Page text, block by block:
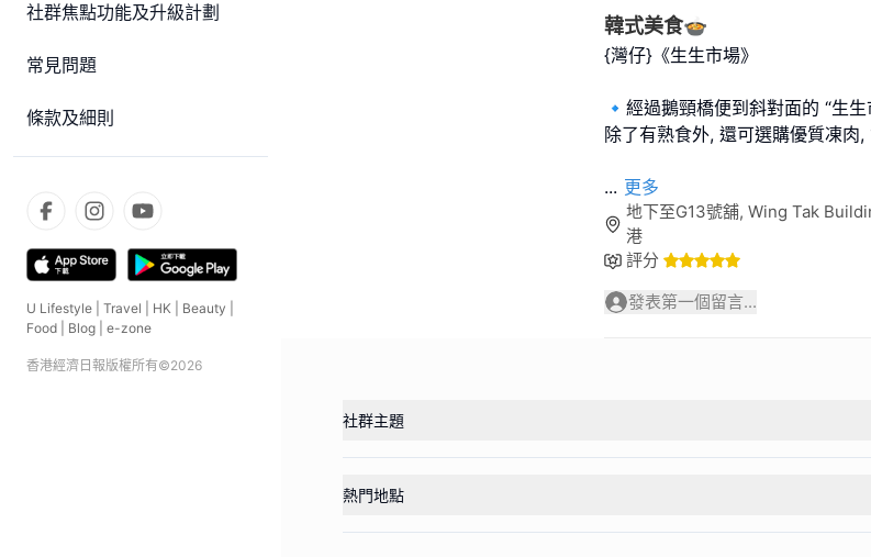
社群焦點功能及升級計劃
常見問題
條款及細則
U Lifestyle Travel HK Beauty
Food
Blog e-zone
香港經濟日報版權所有©2026
韓式美食🍲
{灣仔}《生生市場》
🔹️經過鵝頸橋便到斜對面的 “生
除了有熟食外, 還可選購優質凍
... 更多
地下至G13號舖, Wing Tak
港
評分
發表第一個留言...
社群主題
熱門地點